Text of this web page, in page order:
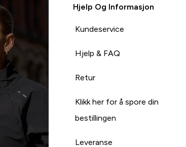
Hjelp Og Informasjon
Kundeservice
Hjelp & FAQ
Retur
Klikk her for å spore din
bestillingen
Leveranse